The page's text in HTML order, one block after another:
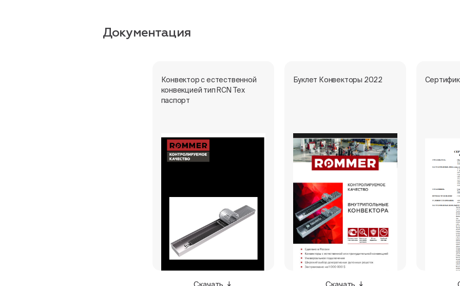
Документация
Конвектор с естественной
конвекцией тип RCN Тех
паспорт
Буклет Конвекторы 2022